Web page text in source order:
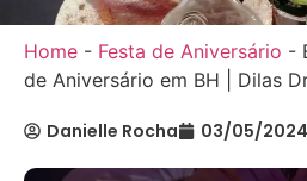
Home - Festa de Aniversário -
de Aniversário em BH | Dilas
Danielle Rocha 03/05/2024